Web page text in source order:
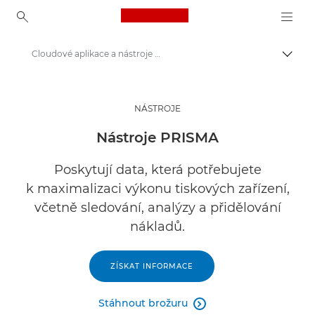
Canon Logo, back to
Výrobky pro firmy
Cloudové aplikace a nástroje Canon PRISMA
NÁSTROJE
Nástroje PRISMA
Poskytují data, která potřebujete
k maximalizaci výkonu tiskových zařízení,
včetně sledování, analýzy a přidělování
nákladů.
ZÍSKAT INFORMACE
Stáhnout brožuru 